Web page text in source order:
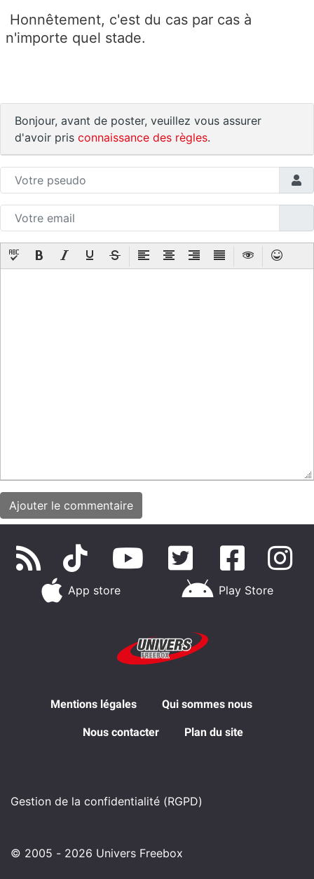
Honnêtement, c'est du cas par cas à
n'importe quel stade.
Bonjour, avant de poster, veuillez vous assurer
d'avoir pris connaissance des règles.
App store Play Store
Mentions légales Qui sommes nous
Nous contacter Plan du site
Gestion de la confidentialité (RGPD)
© 2005 - 2026 Univers Freebox